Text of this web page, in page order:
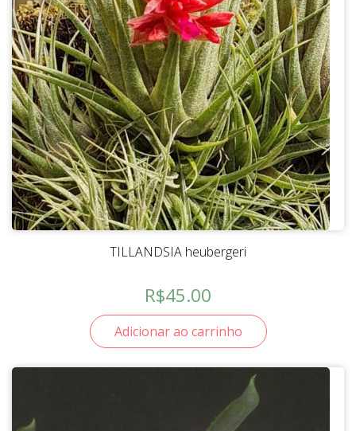
TILLANDSIA heubergeri
R$45.00
Adicionar ao carrinho